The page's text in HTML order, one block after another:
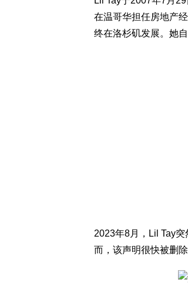
在温哥华担任房地产
终在洛杉矶发展。她
2023年8月，Lil Tay
而，该声明很快被删